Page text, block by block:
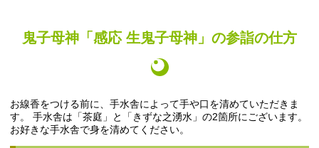
鬼子母神「感応 生鬼子母神」の参詣の仕方
お線香をつける前に、手水舎によって手や口を清めていただきま
す。 手水舎は「茶庭」と「きずな之湧水」の2箇所にございます。
お好きな手水舎で身を清めてください。